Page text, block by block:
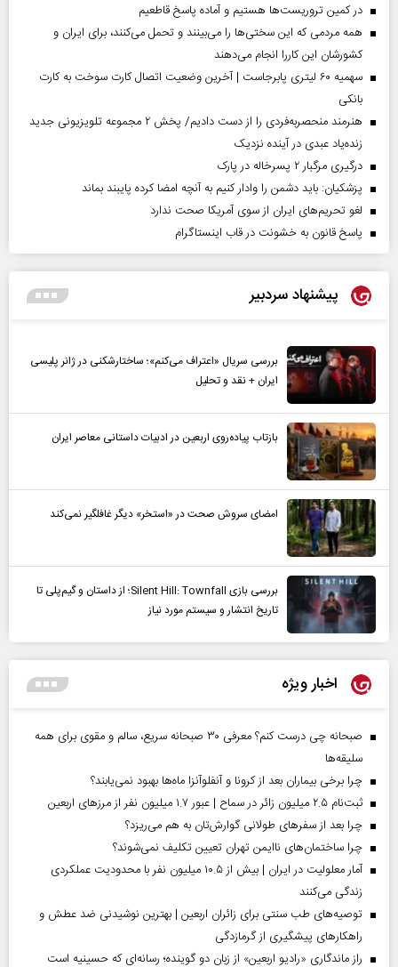
در کمین تروریست‌ها هستیم و آماده پاسخ قاطعیم
همه مردمی که این سختی‌ها را می‌بینند و تحمل می‌کنند، برای ایران و
کشورشان این کاررا انجام می‌دهند
سهمیه ۶۰ لیتری پابرجاست | آخرین وضعیت اتصال کارت سوخت به کارت
بانکی
هنرمند منحصر‌به‌فردی را از دست دادیم/ پخش ۲ مجموعه تلویزیونی جدید
زنده‌یاد عبدی در آینده نزدیک
درگیری مرگبار ۲ پسرخاله در پارک
پزشکیان: باید دشمن را وادار کنیم به آنچه امضا کرده پایبند بماند
لغو تحریم‌های ایران از سوی آمریکا صحت ندارد
پاسخ قانون به خشونت در قاب اینستاگرام
پیشنهاد سردبیر
بررسی سریال «اعتراف می‌کنم»؛ ساختارشکنی در ژانر پلیسی
ایران + نقد و تحلیل
بازتاب پیاده‌روی اربعین در ادبیات داستانی معاصر ایران
امضای سروش صحت در «استخر» دیگر غافلگیر نمی‌کند
بررسی بازی Silent Hill: Townfall؛ از داستان و گیم‌پلی تا
تاریخ انتشار و سیستم مورد نیاز
اخبار ویژه
صبحانه چی درست کنم؟ معرفی ۳۰ صبحانه سریع، سالم و مقوی برای همه
سلیقه‌ها
چرا برخی بیماران بعد از کرونا و آنفلوآنزا ماه‌ها بهبود نمی‌یابند؟
ثبت‌نام ۲.۵ میلیون زائر در سماح | عبور ۱.۷ میلیون نفر از مرز‌های اربعین
چرا بعد از سفرهای طولانی گوارش‌تان به هم می‌ریزد؟
چرا ساختمان‌های ناایمن تهران تعیین تکلیف نمی‌شوند؟
آمار معلولیت در ایران | بیش از ۱۰.۵ میلیون نفر با محدودیت عملکردی
زندگی می‌کنند
توصیه‌های طب سنتی برای زائران اربعین | بهترین نوشیدنی ضد عطش و
راهکارهای پیشگیری از گرمازدگی
راز ماندگاری «رادیو اربعین» از زبان دو گوینده؛ رسانه‌ای که حسینیه است